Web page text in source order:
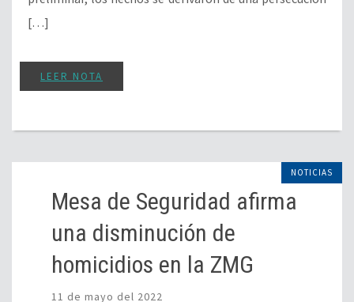
[…]
LEER NOTA
NOTICIAS
Mesa de Seguridad afirma
una disminución de
homicidios en la ZMG
11 de mayo del 2022